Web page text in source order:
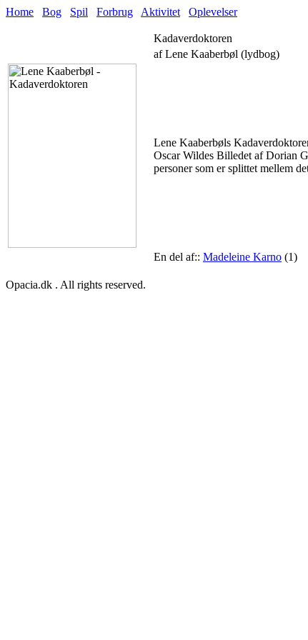
Home Bog Spil Forbrug Aktivitet Oplevelser
Kadaverdoktoren
af Lene Kaaberbøl (lydbog)
Lene Kaaberbøls
Oscar Wildes Billedet af Dorian
personer som er splittet mellem
En del af:: Madeleine Karno (1)
Opacia.dk . All rights reserved.